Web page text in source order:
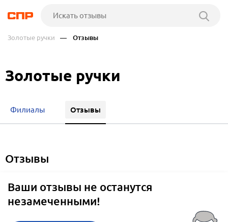
Золотые ручки — Отзывы
Золотые ручки
отзывы
Филиалы Отзывы
Ваши отзывы не останутся
незамеченными!